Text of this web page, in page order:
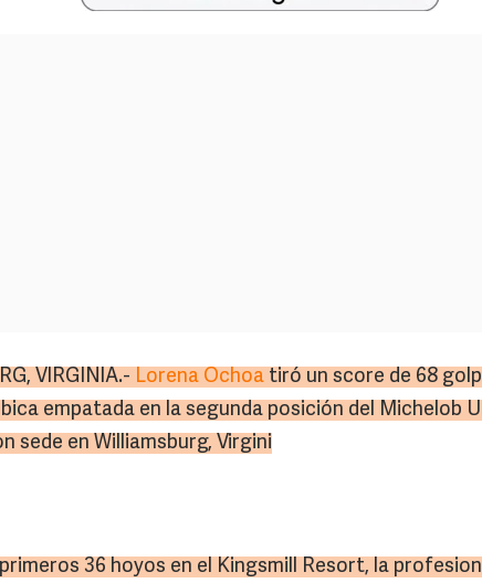
VIRGINIA.- Lorena Ochoa tiró un score de 68
empatada en la segunda posición del Michelob
sede en Williamsburg, Virgini
36 hoyos en el Kingsmill Resort, la